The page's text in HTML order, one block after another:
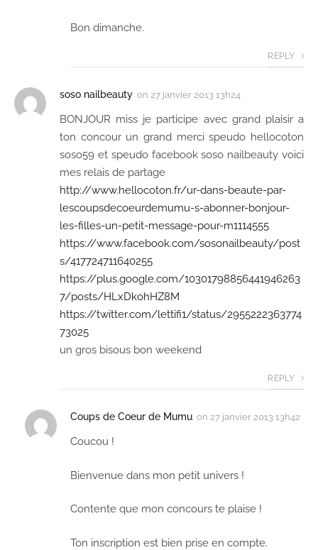
Bon dimanche.
REPLY
soso nailbeauty on 27 janvier 2013 13h24
BONJOUR miss je participe avec grand plaisir a
ton concour un grand merci speudo hellocoton
soso59 et speudo facebook soso nailbeauty voici
mes relais de partage
http://www.hellocoton.fr/ur-dans-beaute-par-
lescoupsdecoeurdemumu-s-abonner-bonjour-
les-filles-un-petit-message-pour-m1114555
https://www.facebook.com/sosonailbeauty/post
s/417724711640255
https://plus.google.com/10301798856441946263
7/posts/HLxDkohHZ8M
https://twitter.com/lettifi1/status/2955222363774
73025
un gros bisous bon weekend
REPLY
Coups de Coeur de Mumu on 27 janvier 2013 13h42
Coucou !
Bienvenue dans mon petit univers !
Contente que mon concours te plaise !
Ton inscription est bien prise en compte.